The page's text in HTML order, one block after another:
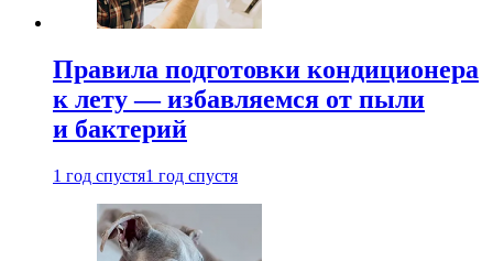
Правила подготовки кондиционера
к лету — избавляемся от пыли
и бактерий
1 год спустя1 год спустя